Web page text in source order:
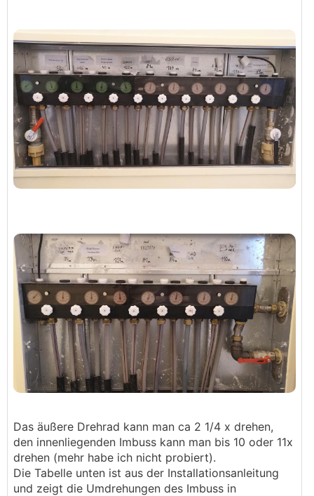
Das äußere Drehrad kann man ca 2 1/4 x drehen,
den innenliegenden Imbuss kann man bis 10 oder 11x
drehen (mehr habe ich nicht probiert).
Die Tabelle unten ist aus der Installationsanleitung
und zeigt die Umdrehungen des Imbuss in